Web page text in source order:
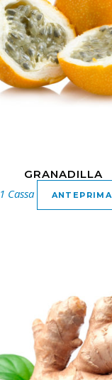
GRANADILLA
1 Cassa ANTEPRIMA